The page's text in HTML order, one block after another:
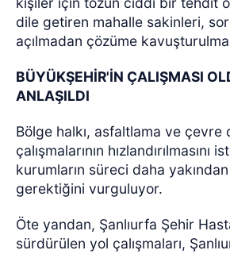
dile getiren mahalle sakinleri,
açılmadan çözüme
BÜYÜKŞEHİR'İN ÇALIŞMASI
ANLAŞILDI
Bölge halkı, asfaltlama ve çevre
çalışmalarının hızlandırılmasını
kurumların süreci daha
gerektiğini vurguluyor.
Öte yandan, Şanlıurfa Şehir
sürdürülen yol çalışmaları,